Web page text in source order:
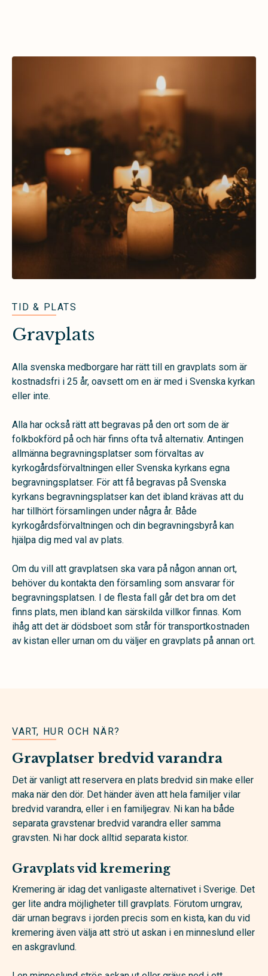
TID & PLATS
Gravplats
Alla svenska medborgare har rätt till en gravplats som är
kostnadsfri i 25 år, oavsett om en är med i Svenska kyrkan
eller inte.
Alla har också rätt att begravas på den ort som de är
folkbokförd på och här finns ofta två alternativ. Antingen
allmänna begravningsplatser som förvaltas av
kyrkogårdsförvaltningen eller Svenska kyrkans egna
begravningsplatser. För att få begravas på Svenska
kyrkans begravningsplatser kan det ibland krävas att du
har tillhört församlingen under några år. Både
kyrkogårdsförvaltningen och din begravningsbyrå kan
hjälpa dig med val av plats.
Om du vill att gravplatsen ska vara på någon annan ort,
behöver du kontakta den församling som ansvarar för
begravningsplatsen. I de flesta fall går det bra om det
finns plats, men ibland kan särskilda villkor finnas. Kom
ihåg att det är dödsboet som står för transportkostnaden
av kistan eller urnan om du väljer en gravplats på annan ort.
VART, HUR OCH NÄR?
Gravplatser bredvid varandra
Det är vanligt att reservera en plats bredvid sin make eller
maka när den dör. Det händer även att hela familjer vilar
bredvid varandra, eller i en familjegrav. Ni kan ha både
separata gravstenar bredvid varandra eller samma
gravsten. Ni har dock alltid separata kistor.
Gravplats vid kremering
Kremering är idag det vanligaste alternativet i Sverige. Det
ger lite andra möjligheter till gravplats. Förutom urngrav,
där urnan begravs i jorden precis som en kista, kan du vid
kremering även välja att strö ut askan i en minneslund eller
en askgravlund.